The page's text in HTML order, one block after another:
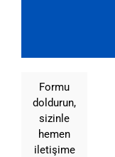
Formu
doldurun,
sizinle
hemen
iletişime